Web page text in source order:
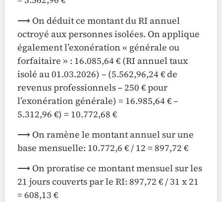
⟶ On déduit ce montant du RI annuel
octroyé aux personnes isolées. On applique
également l’exonération « générale ou
forfaitaire » : 16.085,64 € (RI annuel taux
isolé au 01.03.2026) – (5.562,96,24 € de
revenus professionnels – 250 € pour
l’exonération générale) = 16.985,64 € –
5.312,96 €) = 10.772,68 €
⟶ On ramène le montant annuel sur une
base mensuelle: 10.772,6 € / 12 = 897,72 €
⟶ On proratise ce montant mensuel sur les
21 jours couverts par le RI: 897,72 € / 31 x 21
= 608,13 €